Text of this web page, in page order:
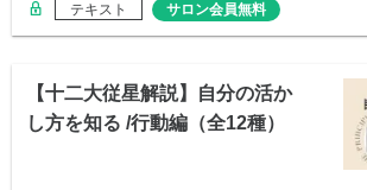
テキスト サロン会員無料
【十二大従星解説】自分の活か
し方を知る /行動編（全12種）